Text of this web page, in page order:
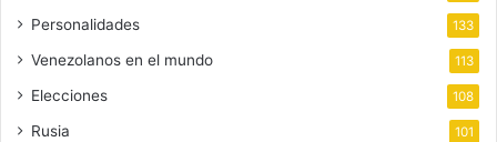
Personalidades 133
Venezolanos en el mundo 113
Elecciones 108
Rusia 101